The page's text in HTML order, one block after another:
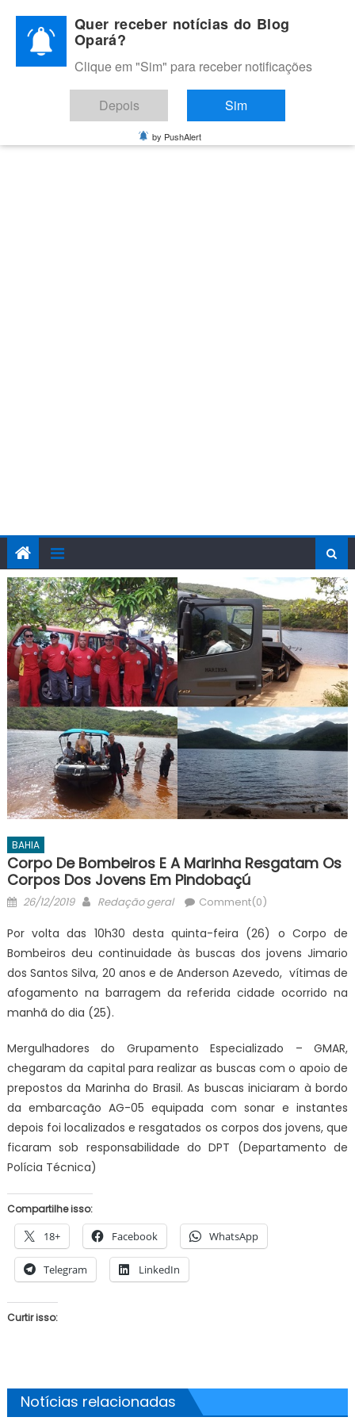
content
BLOG OPARÁ
Melhores notícias de Juazeiro, Petrolina e do Vale do São
Francisco
BAHIA
Corpo De Bombeiros E A Marinha Resgatam Os
Corpos Dos Jovens Em Pindobaçú
Posted
26/12/2019 Author
Redação geral Comment(0)
Por volta das 10h30 desta quinta-feira (26) o Corpo de
Bombeiros deu continuidade às buscas dos jovens Jimario
dos Santos Silva, 20 anos e de Anderson Azevedo, vítimas de
afogamento na barragem da referida cidade ocorrido na
manhã do dia (25).
Mergulhadores do Grupamento Especializado – GMAR,
chegaram da capital para realizar as buscas com o apoio de
prepostos da Marinha do Brasil. As buscas iniciaram à bordo
da embarcação AG-05 equipada com sonar e instantes
depois foi localizados e resgatados os corpos dos jovens, que
ficaram sob responsabilidade do DPT (Departamento de
Polícia Técnica)
Compartilhe isso:
18+ Facebook WhatsApp
Telegram LinkedIn
Curtir isso:
Notícias relacionadas
Quer receber notícias do Blog
Opará?
Clique em "Sim" para receber notificações
Depois Sim
by PushAlert